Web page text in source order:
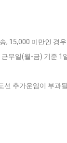
, 15,000 미만인 경
무일(월-금) 기준
선 추가운임이 부과